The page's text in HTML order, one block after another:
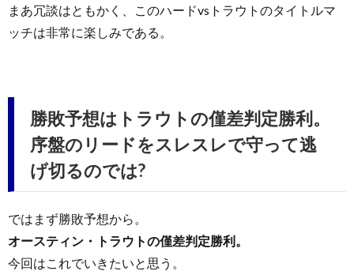
まあ冗談はともかく、このハードvsトラウトのタイトルマ
ッチは非常に楽しみである。
勝敗予想はトラウトの僅差判定勝利。
序盤のリードをスレスレで守って逃
げ切るのでは?
ではまず勝敗予想から。
オースティン・トラウトの僅差判定勝利。
今回はこれでいきたいと思う。